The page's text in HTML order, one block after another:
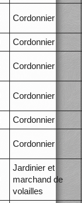
Cordonnier
Cordonnier
Cordonnier
Cordonnier
Cordonnier
Cordonnier
Jardinier et
marchand de
volailles